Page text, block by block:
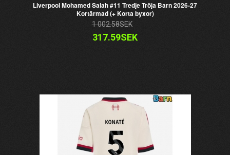
Liverpool Mohamed Salah #11 Tredje Tröja Barn 2026-27
Kortärmad (+ Korta byxor)
1 002.58SEK
317.59SEK